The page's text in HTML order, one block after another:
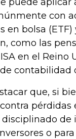
con
en bolsa
como las
en el Reino
contabilidad
que, si
pérdidas
de
o